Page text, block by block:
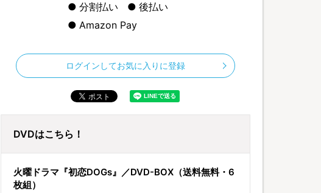
分割払い
後払い
Amazon Pay
ログインしてお気に入りに登録
DVDはこちら！
火曜ドラマ『初恋DOGs』／DVD-BOX（送料無料・6
枚組）